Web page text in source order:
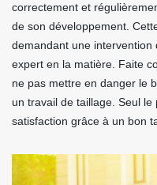
correctement et
de son développement.
demandant une intervention
expert en la matière. Faite
ne pas mettre en danger le
un travail de taillage. Seul
satisfaction grâce à un bon